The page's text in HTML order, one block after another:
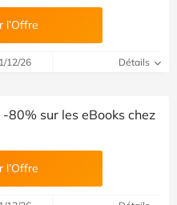
l’Offre
12/26 Détails
80% sur les eBooks chez
l’Offre